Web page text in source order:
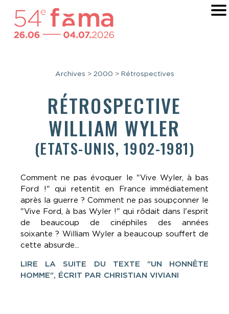
Archives > 2000 > Rétrospectives
RÉTROSPECTIVE
WILLIAM WYLER
(ETATS-UNIS, 1902-1981)
Comment ne pas évoquer le "Vive Wyler, à bas
Ford !" qui retentit en France immédiatement
après la guerre ? Comment ne pas soupçonner le
"Vive Ford, à bas Wyler !" qui rôdait dans l'esprit
de beaucoup de cinéphiles des années
soixante ? William Wyler a beaucoup souffert de
cette absurde...
LIRE LA SUITE DU TEXTE "UN HONNÊTE
HOMME", ÉCRIT PAR CHRISTIAN VIVIANI